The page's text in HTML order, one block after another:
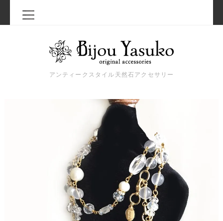
アンティークスタイル天然石アクセサリー